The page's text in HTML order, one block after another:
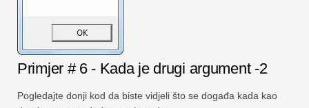
Primjer # 6 - Kada je drugi argument -2
Pogledajte donji kod da biste vidjeli što se događa kada kao